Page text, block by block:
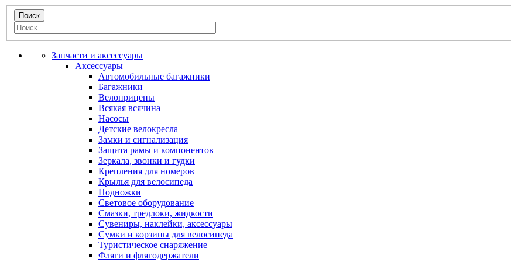
Запчасти и аксессуары
Аксессуары
Автомобильные багажники
Багажники
Велоприцепы
Всякая всячина
Насосы
Детские велокресла
Замки и сигнализация
Защита рамы и компонентов
Зеркала, звонки и гудки
Крепления для номеров
Крылья для велосипеда
Подножки
Световое оборудование
Смазки, тредлоки, жидкости
Сувениры, наклейки, аксессуары
Сумки и корзины для велосипеда
Туристическое снаряжение
Фляги и флягодержатели